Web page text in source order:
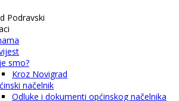
Podravski
smo?
Kroz Novigrad
načelnik
Odluke i dokumenti općinskog načelnika